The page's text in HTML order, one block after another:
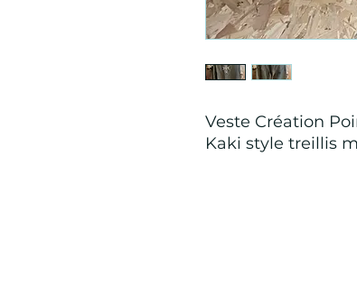
Veste Création
Kaki style treillis